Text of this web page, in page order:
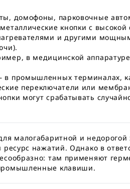
домофоны, парковочные
кнопки с
и другими
в медицинской
в промышленных терминалах,
переключатели или
могут срабатывать
малогабаритной и недорогой
нажатий. Однако в
там применяют
клавиши.